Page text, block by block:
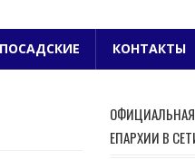
КОНТАКТЫ
ЕПАРХИИ В